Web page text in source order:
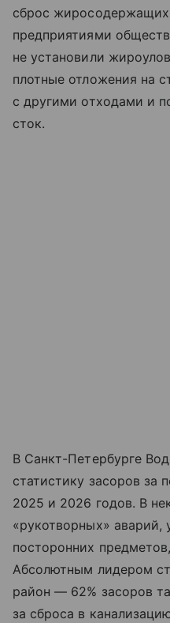
сброс
предприятиями
не установили
плотные отложения на
с другими отходами и
сток.
В Санкт-Петербурге
статистику засоров за
2025 и 2026 годов. В
«рукотворных» аварий,
посторонних
Абсолютным лидером
район — 62% засоров
за сброса в